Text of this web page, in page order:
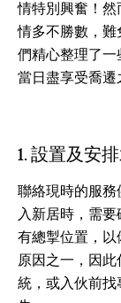
情特別興奮！然
情多不勝數，難
們精心整理了一
當日盡享受喬遷
1. 設置及安
聯絡現時的服務
入新居時，需
有總掣位置，以
原因之一，因
統，或入伙前找